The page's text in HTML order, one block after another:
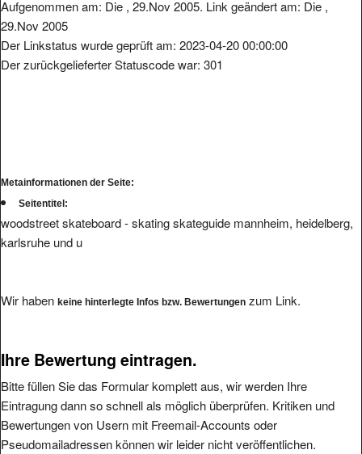
Aufgenommen am: Die , 29.Nov 2005. Link geändert am: Die ,
29.Nov 2005
Der Linkstatus wurde geprüft am: 2023-04-20 00:00:00
Der zurückgelieferter Statuscode war: 301
Metainformationen der Seite:
Seitentitel:
woodstreet skateboard - skating skateguide mannheim, heidelberg,
karlsruhe und u
Wir haben keine hinterlegte Infos bzw. Bewertungen zum Link.
Ihre Bewertung eintragen.
Bitte füllen Sie das Formular komplett aus, wir werden Ihre
Eintragung dann so schnell als möglich überprüfen. Kritiken und
Bewertungen von Usern mit Freemail-Accounts oder
Pseudomailadressen können wir leider nicht veröffentlichen.